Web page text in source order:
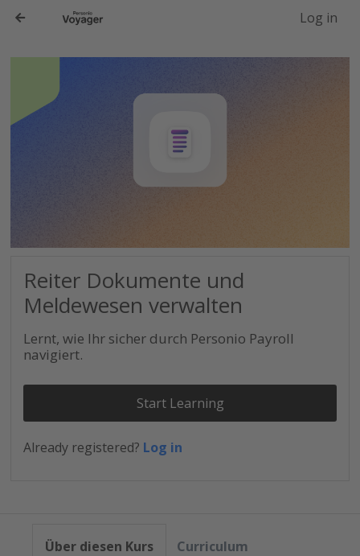
Log in
Reiter Dokumente und
Meldewesen verwalten
Lernt, wie Ihr sicher durch Personio Payroll
navigiert.
Start Learning
Already registered? Log in
Über diesen Kurs Curriculum